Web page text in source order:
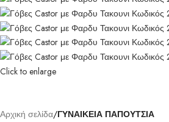
Click to enlarge
Αρχική σελίδα ΓΥΝΑΙΚΕΙΑ ΠΑΠΟΥΤΣΙΑ